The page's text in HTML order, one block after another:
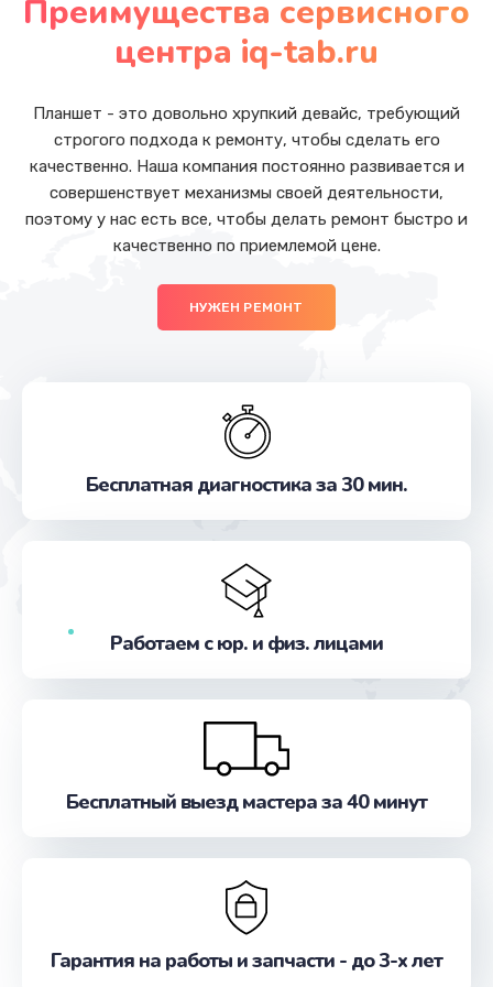
Заказать
от 1045 руб.
Заказать
Замена видеоадаптера (видеокарты)
от 3900 руб.
Ремонт платы питания
Замена разъемов
от 750 руб.
Заказать
Замена датчиков
от 500 руб.
Заказать
от 450 руб.
Заказать
Замена лампы подсветки
от 2400 руб.
Заказать
Замена инвертора (модуля подсветки)
от 1500 руб.
Преимущества сервисного
центра iq-tab.ru
Планшет - это довольно хрупкий девайс, требующий
строгого подхода к ремонту, чтобы сделать его
качественно. Наша компания постоянно развивается и
совершенствует механизмы своей деятельности,
поэтому у нас есть все, чтобы делать ремонт быстро и
качественно по приемлемой цене.
НУЖЕН РЕМОНТ
Бесплатная диагностика за 30 мин.
Работаем с юр. и физ. лицами
Бесплатный выезд мастера за 40 минут
Гарантия на работы и запчасти - до 3-х лет